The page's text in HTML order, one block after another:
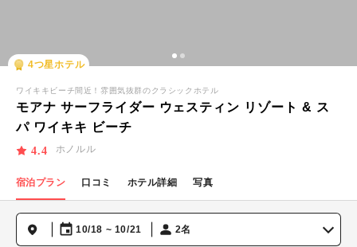
4つ星ホテル
ワイキキビーチ間近！雰囲気抜群のクラシックホテル
モアナ サーフライダー ウェスティン リゾート & ス
パ ワイキキ ビーチ
4.4 ホノルル
宿泊プラン 口コミ ホテル詳細 写真
10/18 ~ 10/21 2名